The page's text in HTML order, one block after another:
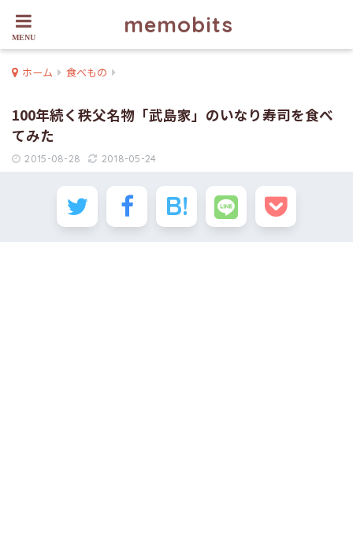
memobits
ホーム 食べもの
100年続く秩父名物「武島家」のいなり寿司を食べ
てみた
2015-08-28 2018-05-24